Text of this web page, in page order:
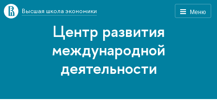
Меню
Высшая школа экономики
Центр развития
международной
деятельности